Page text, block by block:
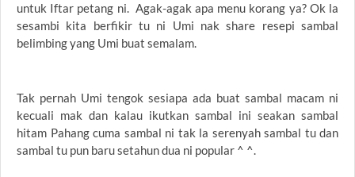
untuk Iftar petang ni. Agak-agak apa menu korang ya? Ok la
sesambi kita berfikir tu ni Umi nak share resepi sambal
belimbing yang Umi buat semalam.
Tak pernah Umi tengok sesiapa ada buat sambal macam ni
kecuali mak dan kalau ikutkan sambal ini seakan sambal
hitam Pahang cuma sambal ni tak la serenyah sambal tu dan
sambal tu pun baru setahun dua ni popular ^ ^.